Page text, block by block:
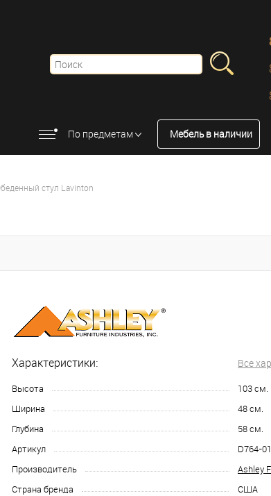
По предметам Мебель в наличии
стул Lavinton
Характеристики: Все
Высота 103см.
Ширина
48см.
Глубина
58см.
Артикул
D764-01
Производитель
Ashley
Страна бренда
США